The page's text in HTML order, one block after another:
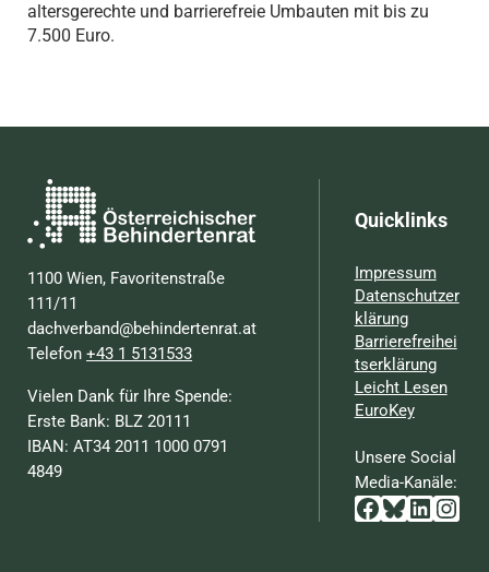
altersgerechte und barrierefreie Umbauten mit bis zu
7.500 Euro.
1100 Wien, Favoritenstraße
111/11
dachverband@behindertenrat.at
Telefon+43 1 5131533
Vielen Dank für Ihre Spende:
Erste Bank: BLZ 20111
IBAN: AT34 2011 1000 0791
4849
Quicklinks
Impressum
Datenschutzer
klärung
Barrierefreihei
tserklärung
Leicht Lesen
EuroKey
Unsere Social
Media-Kanäle:
Facebook
Bluesky